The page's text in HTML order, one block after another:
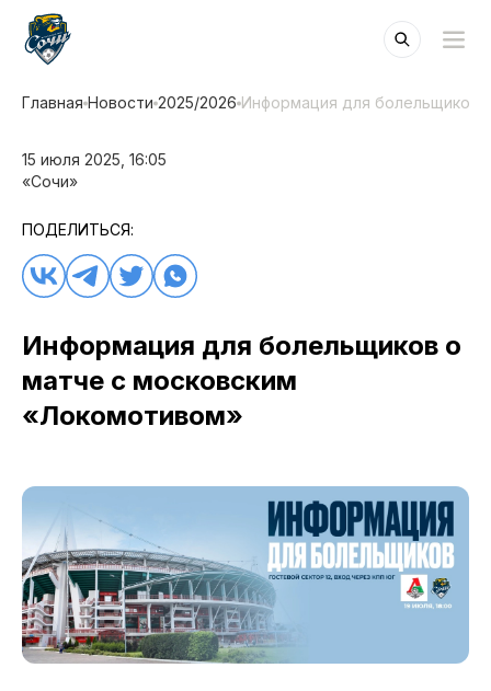
Главная Новости 2025/2026 Информация для болельщиков
15 июля 2025, 16:05
«Сочи»
ПОДЕЛИТЬСЯ:
Информация для болельщиков о
матче с московским
«Локомотивом»